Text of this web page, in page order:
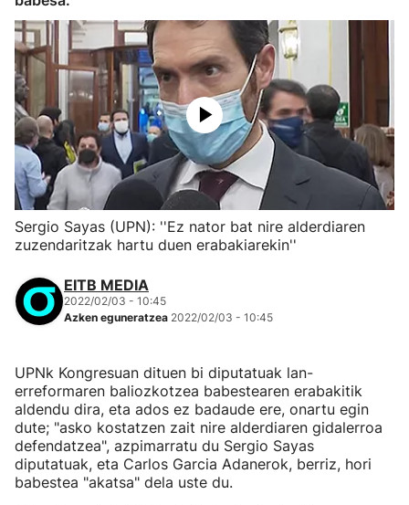
Sergio Sayas (UPN): ''Ez nator bat nire alderdiaren
zuzendaritzak hartu duen erabakiarekin''
EITB MEDIA
2022/02/03 - 10:45
Azken eguneratzea 2022/02/03 - 10:45
UPNk Kongresuan dituen bi diputatuak lan-
erreformaren baliozkotzea babestearen erabakitik
aldendu dira, eta ados ez badaude ere, onartu egin
dute; "asko kostatzen zait nire alderdiaren gidalerroa
defendatzea", azpimarratu du Sergio Sayas
diputatuak, eta Carlos Garcia Adanerok, berriz, hori
babestea "akatsa" dela uste du.